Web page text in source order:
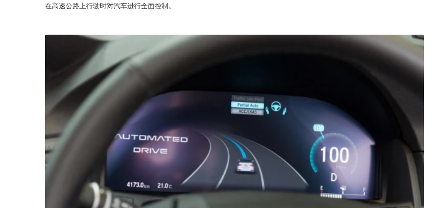
在高速公路上行驶时对汽车进行全面控制。